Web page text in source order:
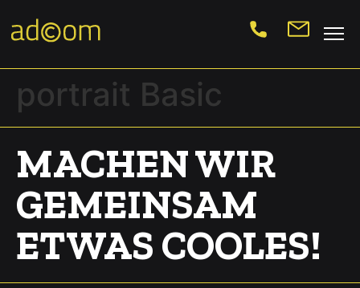
portrait Basic
MACHEN WIR
GEMEINSAM
ETWAS COOLES!